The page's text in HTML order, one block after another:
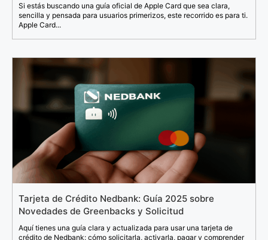
Si estás buscando una guía oficial de Apple Card que sea clara,
sencilla y pensada para usuarios primerizos, este recorrido es para ti.
Apple Card...
Tarjeta de Crédito Nedbank: Guía 2025 sobre
Novedades de Greenbacks y Solicitud
Aquí tienes una guía clara y actualizada para usar una tarjeta de
crédito de Nedbank: cómo solicitarla, activarla, pagar y comprender